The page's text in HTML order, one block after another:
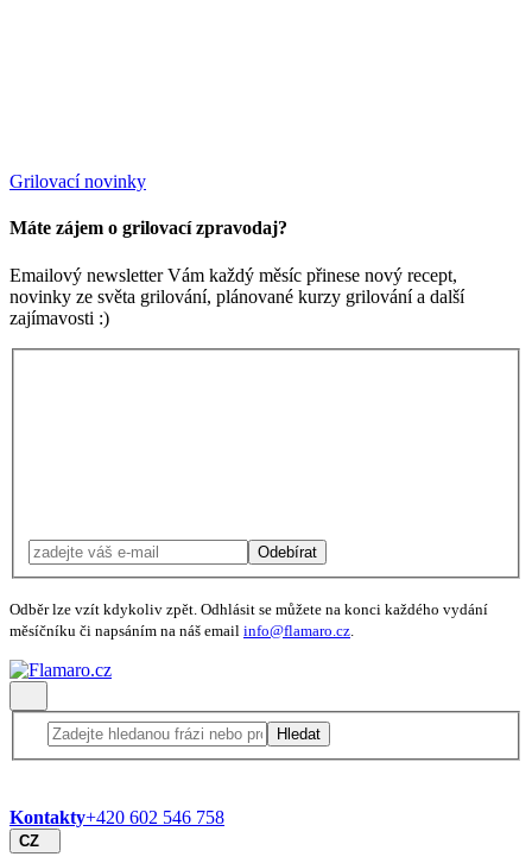
Grilovací novinky
Máte zájem o grilovací zpravodaj?
Emailový newsletter Vám každý měsíc přinese nový recept,
novinky ze světa grilování, plánované kurzy grilování a další
zajímavosti :)
Odebírat
Odběr lze vzít kdykoliv zpět. Odhlásit se můžete na konci každého vydání
měsíčníku či napsáním na náš email info@flamaro.cz.
Hledat
Kontakty+420 602 546 758
CZ